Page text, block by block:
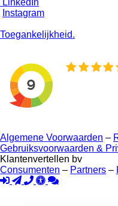
LinkedIn
Instagram
Toegankelijkheid.
Algemene Voorwaarden –
Gebruiksvoorwaarden &
Klantenvertellen bv
Consumenten – Partners –